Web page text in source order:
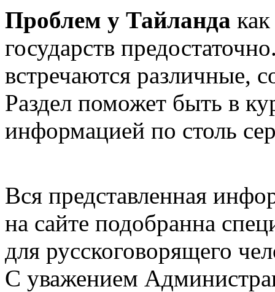
Проблем у Тайланда
государств
встречаются различные,
Раздел поможет быть в
информацией по столь
Вся представленная
на сайте подобранна
для русскоговорящего
С уважением